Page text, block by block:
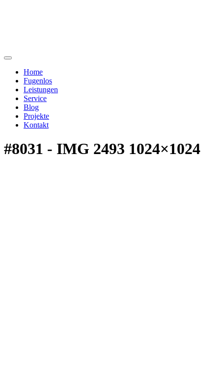
Home
Fugenlos
Leistungen
Service
Blog
Projekte
Kontakt
#8031 - IMG 2493 1024×1024